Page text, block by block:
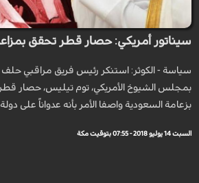
سيناتور أمريكي: حصار قطر تحقق
سياسة - الكوثر: استنكر رئيس فريق مراقبي حلف
بمجلس الشيوخ الأمريكي، توم تيليس، حصار قطر
بزعامة السعودية واصفا الأمر بأنه عدواناً على
السبت 14 يوليو 2018 - 07:55 بتوقيت مكة